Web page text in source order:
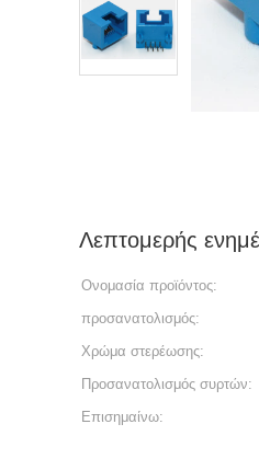
Λεπτομερής
Ονομασία προϊόντος:
προσανατολισμός:
Χρώμα στερέωσης:
Προσανατολισμός συρτών:
Επισημαίνω: